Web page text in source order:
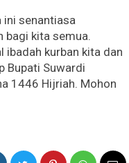
ini senantiasa
bagi kita semua.
ibadah kurban kita dan
Bupati Suwardi
1446 Hijriah. Mohon